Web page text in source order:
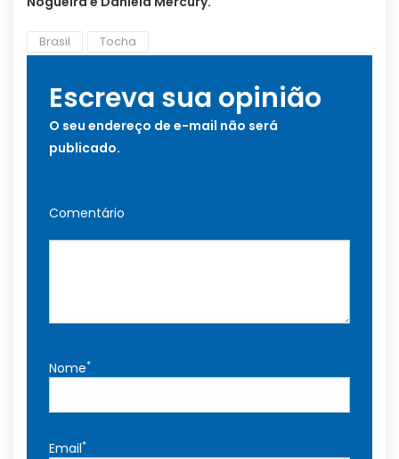
Brasil Tocha
Escreva sua opinião
O seu endereço de e-mail não será
publicado.
Comentário
Nome*
Email*